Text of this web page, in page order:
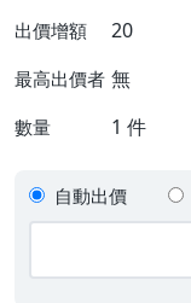
出價增額 20
最高出價者 無
數量 1 件
自動出價